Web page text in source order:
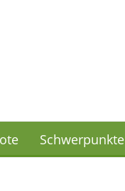
Schwerpunkte